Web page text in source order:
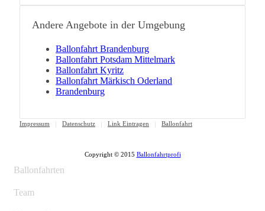
Andere Angebote in der Umgebung
Ballonfahrt Brandenburg
Ballonfahrt Potsdam Mittelmark
Ballonfahrt Kyritz
Ballonfahrt Märkisch Oderland
Brandenburg
Impressum Datenschutz Link Eintragen Ballonfahrt
Copyright © 2015 Ballonfahrtprofi
Ballonfahrten
Team